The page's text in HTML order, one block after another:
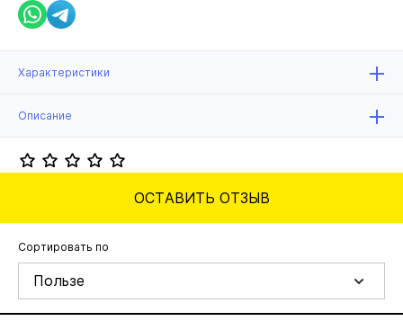
Характеристики
Описание
ОСТАВИТЬ ОТЗЫВ
Сортировать по
Пользе